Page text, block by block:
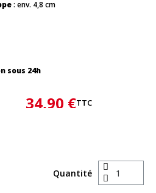
: env. 4,8 cm
sous 24h
34,90 €TTC
Quantité